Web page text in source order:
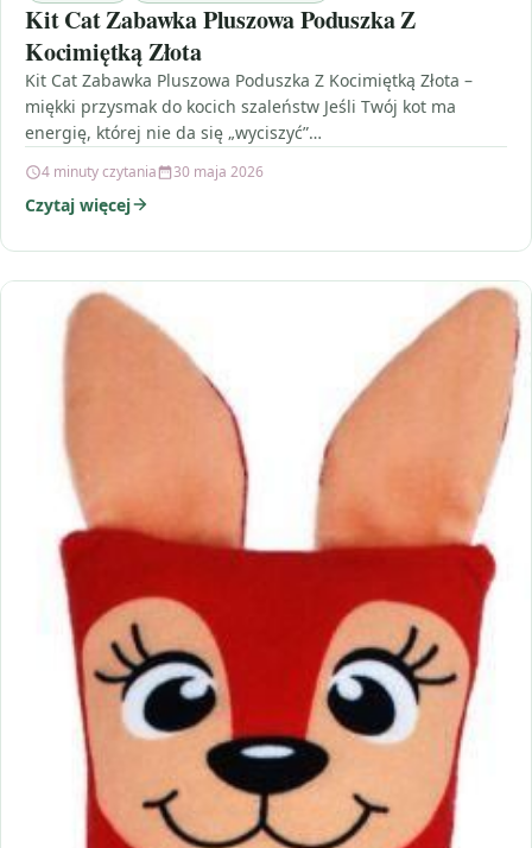
Kit Cat Zabawka Pluszowa Poduszka Z
Kocimiętką Złota
Kit Cat Zabawka Pluszowa Poduszka Z Kocimiętką Złota –
miękki przysmak do kocich szaleństw Jeśli Twój kot ma
energię, której nie da się „wyciszyć”…
4 minuty czytania 30 maja 2026
Czytaj więcej